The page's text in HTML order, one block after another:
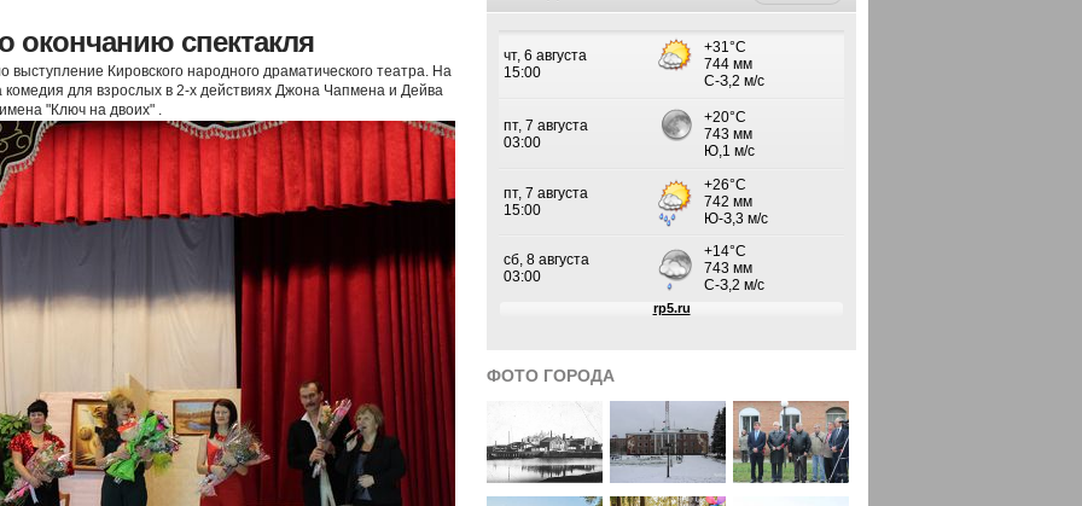
окончанию спектакля
Кировского народного драматического театра. На
комедия для взрослых в 2-х действиях Джона Чапмена и Дейва
"Ключ на двоих" .
ФОТО ГОРОДА